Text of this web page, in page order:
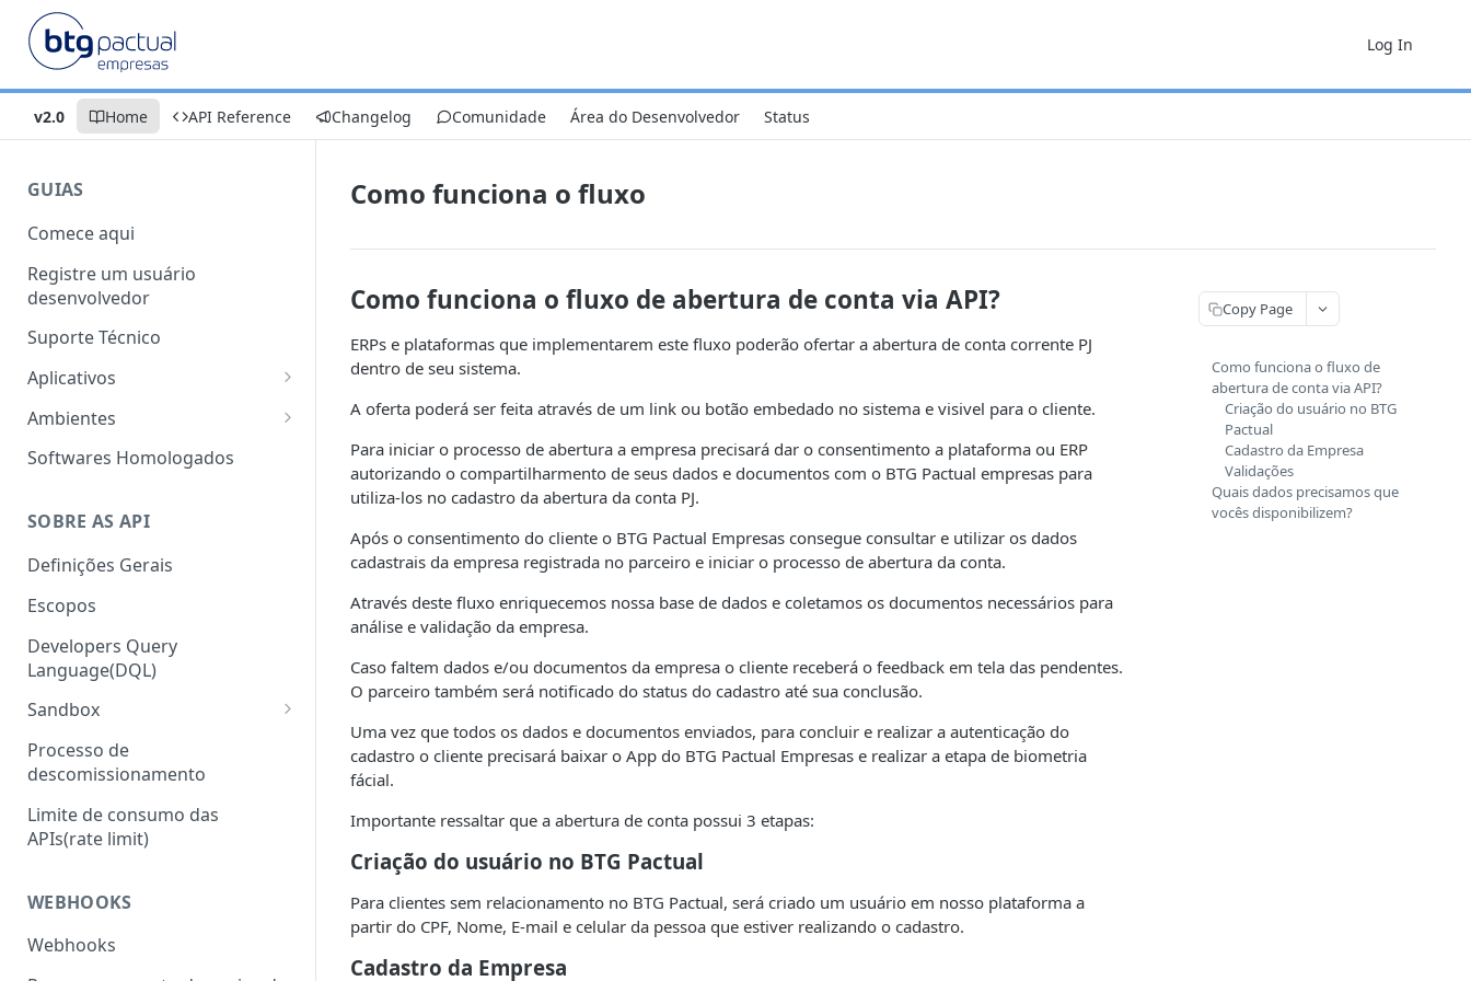
Log In
v2.0 Home API Reference Changelog Comunidade Área do Desenvolvedor Status
GUIAS
Comece aqui
Registre um usuário
desenvolvedor
Suporte Técnico
Aplicativos
Características
Modelos de Aplicativo
Ambientes
Sandbox
Softwares Homologados
SOBRE AS API
Definições Gerais
Escopos
Developers Query
Language(DQL)
Sandbox
Sandbox com Wiremock
Sandbox Headers
Processo de
descomissionamento
Limite de consumo das
APIs(rate limit)
WEBHOOKS
Webhooks
Como funciona o fluxo
Como funciona o fluxo de abertura de conta via API?
ERPs e plataformas que implementarem este fluxo poderão ofertar a abertura de conta corrente PJ
dentro de seu sistema.
A oferta poderá ser feita através de um link ou botão embedado no sistema e visivel para o cliente.
Para iniciar o processo de abertura a empresa precisará dar o consentimento a plataforma ou ERP
autorizando o compartilharmento de seus dados e documentos com o BTG Pactual empresas para
utiliza-los no cadastro da abertura da conta PJ.
Após o consentimento do cliente o BTG Pactual Empresas consegue consultar e utilizar os dados
cadastrais da empresa registrada no parceiro e iniciar o processo de abertura da conta.
Através deste fluxo enriquecemos nossa base de dados e coletamos os documentos necessários para
análise e validação da empresa.
Caso faltem dados e/ou documentos da empresa o cliente receberá o feedback em tela das pendentes.
O parceiro também será notificado do status do cadastro até sua conclusão.
Uma vez que todos os dados e documentos enviados, para concluir e realizar a autenticação do
cadastro o cliente precisará baixar o App do BTG Pactual Empresas e realizar a etapa de biometria
fácial.
Importante ressaltar que a abertura de conta possui 3 etapas:
Criação do usuário no BTG Pactual
Para clientes sem relacionamento no BTG Pactual, será criado um usuário em nosso plataforma a
partir do CPF, Nome, E-mail e celular da pessoa que estiver realizando o cadastro.
Cadastro da Empresa
Copy Page
Como funciona o fluxo de
abertura de conta via API?
Criação do usuário no BTG
Pactual
Cadastro da Empresa
Validações
Quais dados precisamos que
vocês disponibilizem?